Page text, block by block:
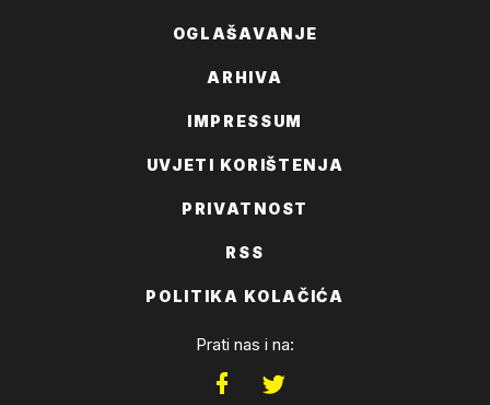
OGLAŠAVANJE
ARHIVA
IMPRESSUM
UVJETI KORIŠTENJA
PRIVATNOST
RSS
POLITIKA KOLAČIĆA
Prati nas i na: